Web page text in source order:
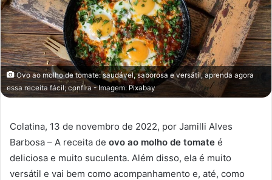
Ovo ao molho de tomate: saudável, saborosa e versátil, aprenda agora
essa receita fácil; confira - Imagem: Pixabay
Colatina, 13 de novembro de 2022, por Jamilli Alves
Barbosa – A receita de ovo ao molho de tomate é
deliciosa e muito suculenta. Além disso, ela é muito
versátil e vai bem como acompanhamento e, até, como